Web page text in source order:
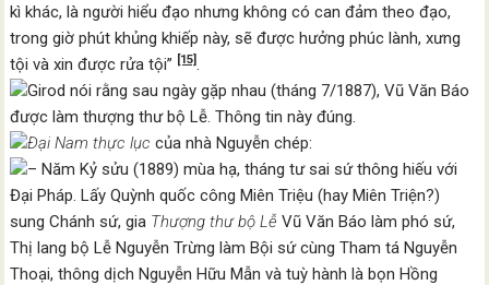
kì khác, là người hiểu đạo nhưng không có can đảm theo đạo,
trong giờ phút khủng khiếp này, sẽ được hưởng phúc lành, xưng
tội và xin được rửa tội”
[15].
Girod nói rằng sau ngày gặp nhau (tháng 7/1887), Vũ Văn Báo
được làm thượng thư bộ Lễ. Thông tin này đúng.
Đại Nam thực lục của nhà Nguyễn chép:
– Năm Kỷ sửu (1889) mùa hạ, tháng tư sai sứ thông hiếu với
Đại Pháp. Lấy Quỳnh quốc công Miên Triệu (hay Miên Triện?)
sung Chánh sứ, gia Thượng thư bộ Lễ Vũ Văn Báo làm phó sứ,
Thị lang bộ Lễ Nguyễn Trừng làm Bội sứ cùng Tham tá Nguyễn
Thoại, thông dịch Nguyễn Hữu Mẫn và tuỳ hành là bọn Hồng